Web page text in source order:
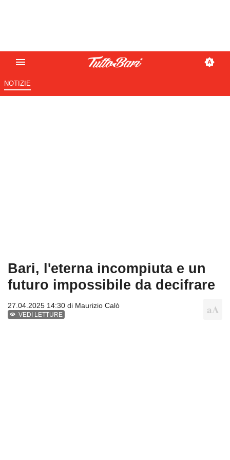
NOTIZIE
Bari, l'eterna incompiuta e un
futuro impossibile da decifrare
27.04.2025 14:30 di Maurizio Calò
VEDI LETTURE